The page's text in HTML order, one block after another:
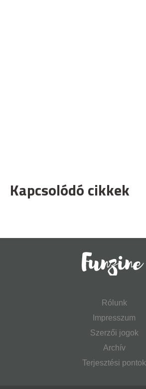
Kapcsolódó cikkek
Rólunk
Impresszum
Szerzői jogok
Archív
Terjesztési pontok